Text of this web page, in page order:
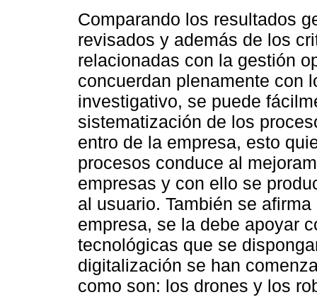
Comparando los resultados
revisados y además de los
relacionadas con la gestión
concuerdan plenamente con
investigativo, se puede
sistematización de los
entro de la empresa, esto
procesos conduce al
empresas y con ello se
al usuario. También se
empresa, se la debe apoyar
tecnológicas que se
digitalización se han
como son: los drones y los